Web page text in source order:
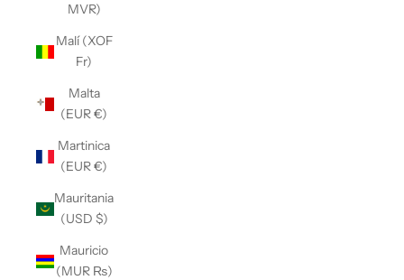
MVR)
Malí (XOF
Fr)
Malta
(EUR €)
Martinica
(EUR €)
Mauritania
(USD $)
Mauricio
(MUR ₨)